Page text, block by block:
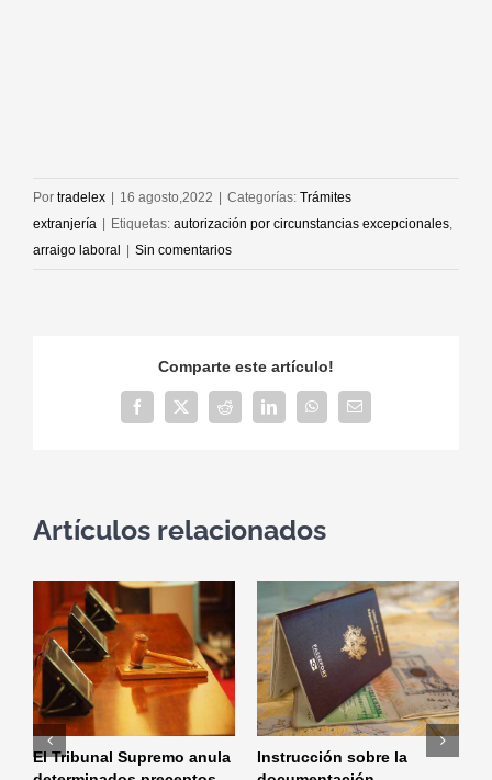
Por tradelex | 16 agosto,2022 | Categorías: Trámites
extranjería | Etiquetas: autorización por circunstancias excepcionales
arraigo laboral | Sin comentarios
Comparte este artículo!
Facebook
X Reddit LinkedInWhatsAppCorreo
electrónico
Artículos relacionados
El Tribunal Supremo anula
Instrucción sobre la